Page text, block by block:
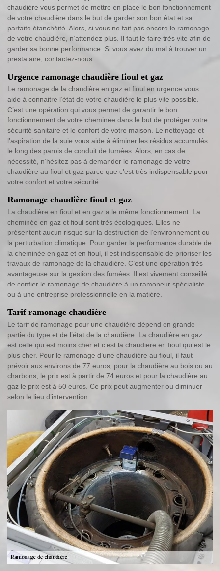
chaudière vous permet de mettre en place le bon fonctionnement
de votre chaudière dans le but de garder son bon état et sa
parfaite étanchéité. Alors, si vous ne fait pas encore le ramonage
de votre chaudière, n’attendez plus. Il faut le faire très vite afin de
garder sa bonne performance. Si vous avez du mal à trouver un
prestataire, contactez-nous.
Urgence ramonage chaudière fioul et gaz
Le ramonage de la chaudière en gaz et fioul en urgence vous
aide à connaitre l’état de votre chaudière le plus vite possible.
C’est une opération qui vous permet de garantir le bon
fonctionnement de votre cheminée dans le but de protéger votre
sécurité sanitaire et le confort de votre maison. Le nettoyage et
l’aspiration de la suie vous aide à éliminer les résidus accumulés
le long des parois de conduit de fumées. Alors, en cas de
nécessité, n’hésitez pas à demander le ramonage de votre
chaudière au fioul et gaz parce que c’est très indispensable pour
votre confort et votre sécurité.
Ramonage chaudière fioul et gaz
La chaudière en fioul et en gaz a le même fonctionnement. La
cheminée en gaz et fioul sont très écologiques. Elles ne
présentent aucun risque sur la destruction de l’environnement ou
la perturbation climatique. Pour garder la performance durable de
la cheminée en gaz et en fioul, il est indispensable de prioriser les
travaux de ramonage de la chaudière. C’est une opération très
avantageuse sur la gestion des fumées. Il est vivement conseillé
de confier le ramonage de chaudière à un ramoneur spécialiste
ou à une entreprise professionnelle en la matière.
Tarif ramonage chaudière
Le tarif de ramonage pour une chaudière dépend en grande
partie du type et de l’état de la chaudière. La chaudière en gaz
est celle qui est moins cher et c’est la chaudière en fioul qui est le
plus cher. Pour le ramonage d’une chaudière au fioul, il faut
prévoir aux environs de 77 euros, pour la chaudière au bois ou au
charbons, le prix est à partir de 74 euros et pour la chaudière au
gaz le prix est à 50 euros. Ce prix peut augmenter ou diminuer
selon le lieu d’intervention.